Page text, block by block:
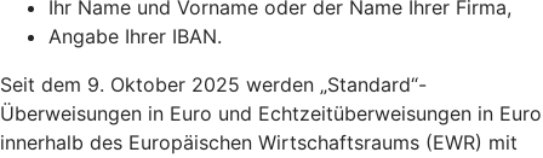
Ihr Name und Vorname oder der Name Ihrer Firma,
Angabe Ihrer IBAN.
Seit dem 9. Oktober 2025 werden „Standard“-
Überweisungen in Euro und Echtzeitüberweisungen in Euro
innerhalb des Europäischen Wirtschaftsraums (EWR) mit